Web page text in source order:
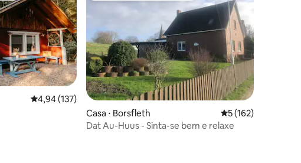
4,94 de uma avaliação média de 5, 137 avaliações
4,94 (137)
Casa ⋅ Borsfleth 5 de uma avaliação
5 (162)
Dat Au-Huus - Sinta-se bem e relaxe